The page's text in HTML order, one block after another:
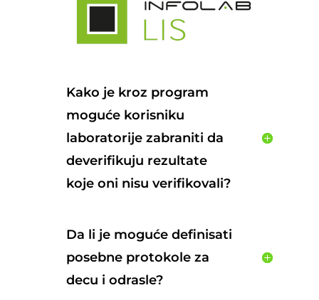
Kako je kroz program
moguće korisniku
laboratorije zabraniti da
deverifikuju rezultate
koje oni nisu verifikovali?
Da li je moguće definisati
posebne protokole za
decu i odrasle?